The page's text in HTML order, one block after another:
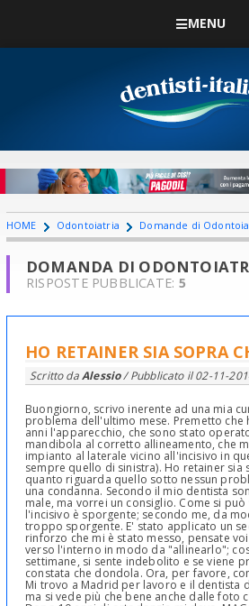
MENU
HOME Odontoiatria Domande di
DOMANDA DI
RISPOSTE PUBBLICATE: 5
HO RETAINER SIA SOPRA
Scritto daAlessio/ Pubblicato il02-11-
Buongiorno, scrivo inerente ad una mia
problema dell'ultimo mese. Premetto
anni l'apparecchio, che sono stato
mandibola al corretto allineamento, che
impianto al laterale vicino all'incisivo in
sempre quello di sinistra). Ho retainer sia
quanto riguarda quello sotto nessun
una condanna. Secondo il mio dentista
male, ma vorrei un consiglio. Come si
l'incisivo è sporgente; secondo me, da
troppo sporgente. E' stato applicato un
rinforzo che mi è stato messo, pensate
verso l'interno in modo da "allinearlo";
settimane, si sente indebolito e se viene
constata che dondola. Ora, per favore,
Mi trovo a Madrid per lavoro e il dentista
ma si vede più che bene anche dalle foto